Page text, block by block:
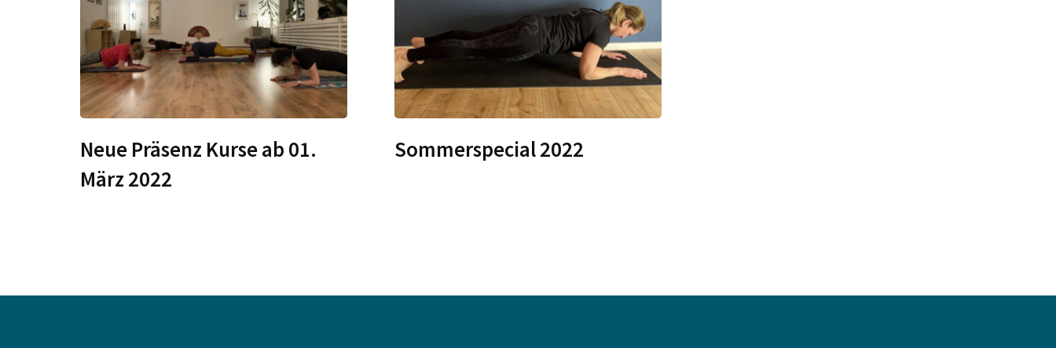
Neue Präsenz Kurse ab 01.
März 2022
Sommerspecial 2022